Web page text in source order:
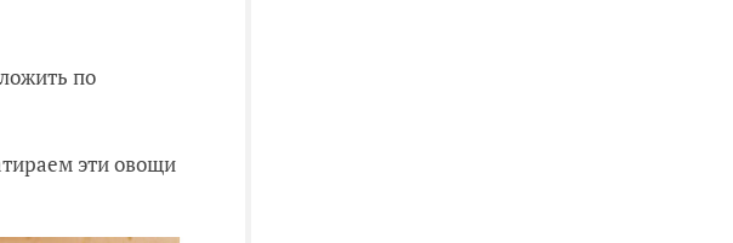
по
эти овощи